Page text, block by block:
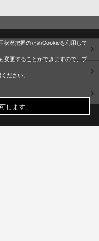
況把握のためCookieを利用して
変更することができますので、ブ
ださい。
します